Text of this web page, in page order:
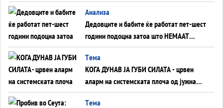
Анализа
Дедовците и бабите ќе работат пет-шест
години подоцна затоа што НЕМААТ
ВНУЦИ ДА ГИ ЗАМЕНАТ
Tема
КОГА ДУНАВ ЈА ГУБИ СИЛАТА - црвен
аларм на системската плоча од јужна
Германија до Црното Море...
Tема